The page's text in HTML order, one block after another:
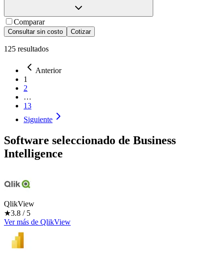
Comparar
Consultar sin costo Cotizar
125 resultados
Anterior
1
2
…
13
Siguiente
Software seleccionado de Business
Intelligence
QlikView
★3.8 / 5
Ver más de QlikView